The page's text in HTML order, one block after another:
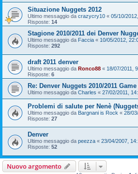
Situazione Nuggets 2012
Ultimo messaggio da crazycry10 « 05/10/
Risposte: 14
Stagione 2010/2011 dei Denver
Ultimo messaggio da Faccia « 10/05/2012,
Risposte: 292
draft 2011 denver
Ultimo messaggio da Ronco88 « 18/07/2011,
Risposte: 6
Re: Denver Nuggets 2010/2011
Ultimo messaggio da Charles « 27/02/2011,
Problemi di salute per Nenè
Ultimo messaggio da Bargnani is Rock « 28/
Risposte: 27
Denver
Ultimo messaggio da peezza « 23/04/2007,
Risposte: 52
Nuovo argomento